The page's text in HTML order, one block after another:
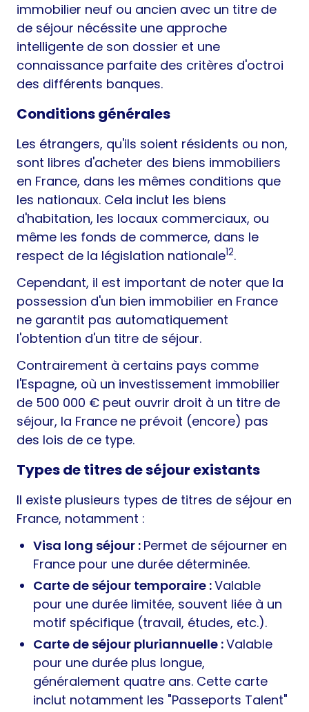
immobilier neuf ou ancien avec un titre de
de séjour nécéssite une approche
intelligente de son dossier et une
connaissance parfaite des critères d'octroi
des différents banques.
Conditions générales
Les étrangers, qu'ils soient résidents ou non,
sont libres d'acheter des biens immobiliers
en France, dans les mêmes conditions que
les nationaux. Cela inclut les biens
d'habitation, les locaux commerciaux, ou
même les fonds de commerce, dans le
respect de la législation nationale12.
Cependant, il est important de noter que la
possession d'un bien immobilier en France
ne garantit pas automatiquement
l'obtention d'un titre de séjour.
Contrairement à certains pays comme
l'Espagne, où un investissement immobilier
de 500 000 € peut ouvrir droit à un titre de
séjour, la France ne prévoit (encore) pas
des lois de ce type.
Types de titres de séjour existants
Il existe plusieurs types de titres de séjour en
France, notamment :
Visa long séjour : Permet de séjourner en
France pour une durée déterminée.
Carte de séjour temporaire :Valable
pour une durée limitée, souvent liée à un
motif spécifique (travail, études, etc.).
Carte de séjour pluriannuelle :Valable
pour une durée plus longue,
généralement quatre ans. Cette carte
inclut notamment les "Passeports Talent"